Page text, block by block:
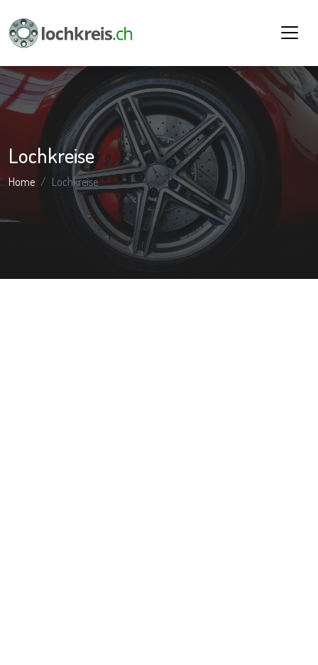
Lochkreise
Home Lochkreise